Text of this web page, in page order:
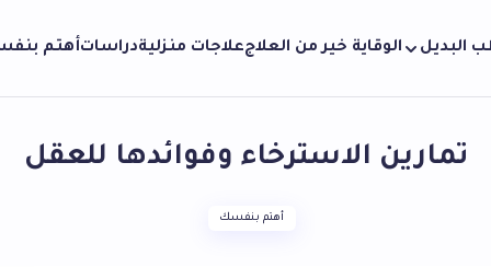
البديل الوقاية خير من العلاجعلاجات منزليةدراساتأهتم
تمارين الاسترخاء وفوائدها للعقل
أهتم بنفسك